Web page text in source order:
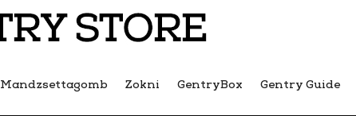
Mandzsettagomb Zokni GentryBox Gentry Guide